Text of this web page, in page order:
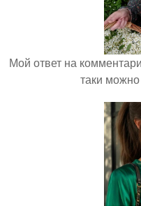
Мой ответ на
таки